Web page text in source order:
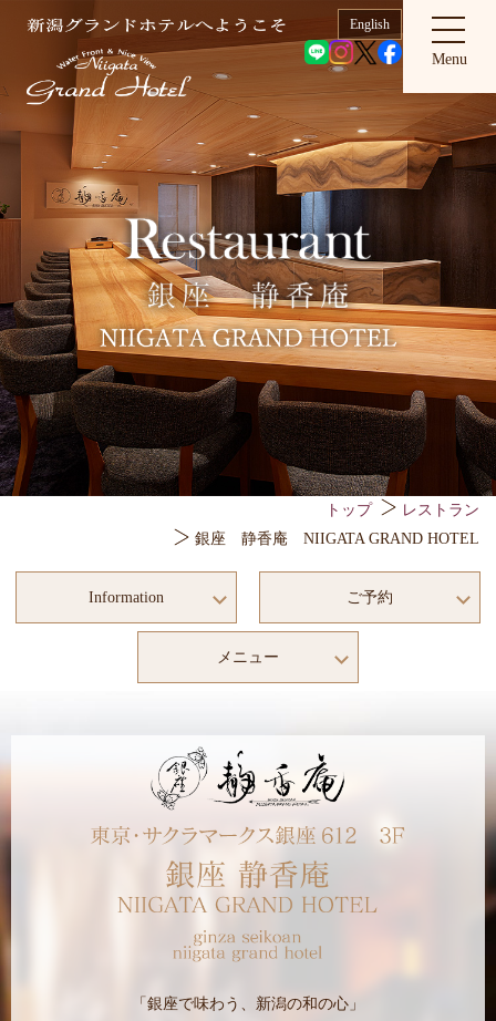
English
Menu
トップ
レストラン
銀座 静香庵 NIIGATA GRAND HOTEL
Information ご予約
メニュー
「銀座で味わう、新潟の和の心」